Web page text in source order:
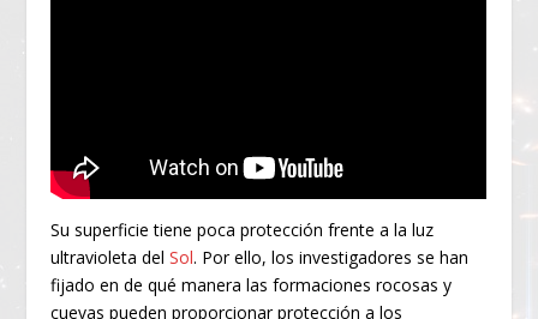
Su superficie tiene poca protección frente a la luz
ultravioleta delSol. Por ello, los investigadores se han
fijado en de qué manera las formaciones rocosas y
cuevas pueden proporcionar protección a los